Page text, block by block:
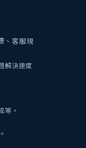
、客服現
解決速度
等。